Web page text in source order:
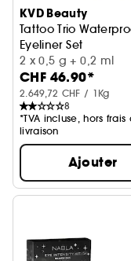
KVD Beauty
Tattoo Trio
Eyeliner Set
Coffret Maquillage
2 x 0,5 g + 0,2 ml
CHF 46.90*
2.649,72 CHF / 1Kg
8
*TVA incluse, hors frais
livraison
Ajouter